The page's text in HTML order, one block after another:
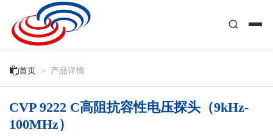
首页 > 产品详情
CVP 9222 C高阻抗容性电压探头（9kHz-
100MHz）